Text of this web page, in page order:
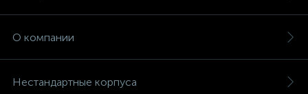
О компании
Нестандартные корпуса